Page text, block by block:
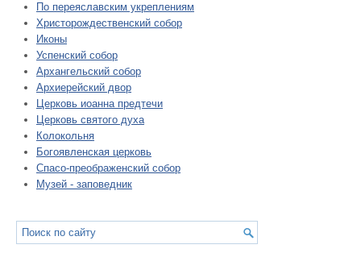
По переяславским укреплениям
Христорождественский собор
Иконы
Успенский собор
Архангельский собор
Архиерейский двор
Церковь иоанна предтечи
Церковь святого духа
Колокольня
Богоявленская церковь
Спасо-преображенский собор
Музей - заповедник